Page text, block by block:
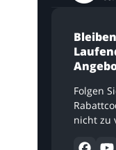
Folgen
nicht zu